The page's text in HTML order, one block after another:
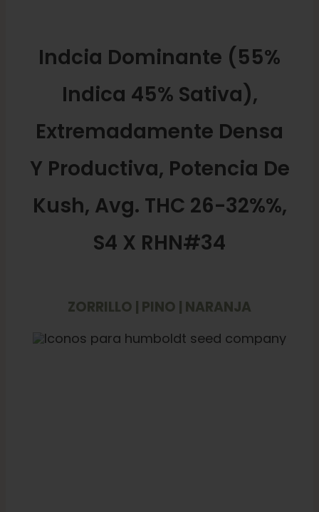
Indcia Dominante (55%
Indica 45% Sativa),
Extremadamente Densa
Y Productiva, Potencia De
Kush, Avg. THC 26-32%%,
S4 X RHN#34
ZORRILLO | PINO | NARANJA